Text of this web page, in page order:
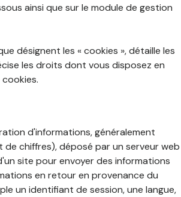
ainsi que sur le module de gestion
désignent les « cookies », détaille les
les droits dont vous disposez en
d'informations, généralement
chiffres), déposé par un serveur web
site pour envoyer des informations
en retour en provenance du
un identifiant de session, une langue,